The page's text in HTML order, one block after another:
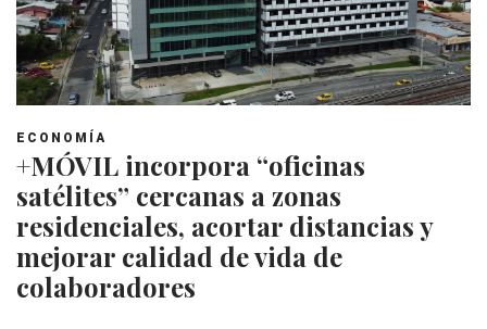
ECONOMÍA
+MÓVIL incorpora “oficinas
satélites” cercanas a zonas
residenciales, acortar distancias y
mejorar calidad de vida de
colaboradores